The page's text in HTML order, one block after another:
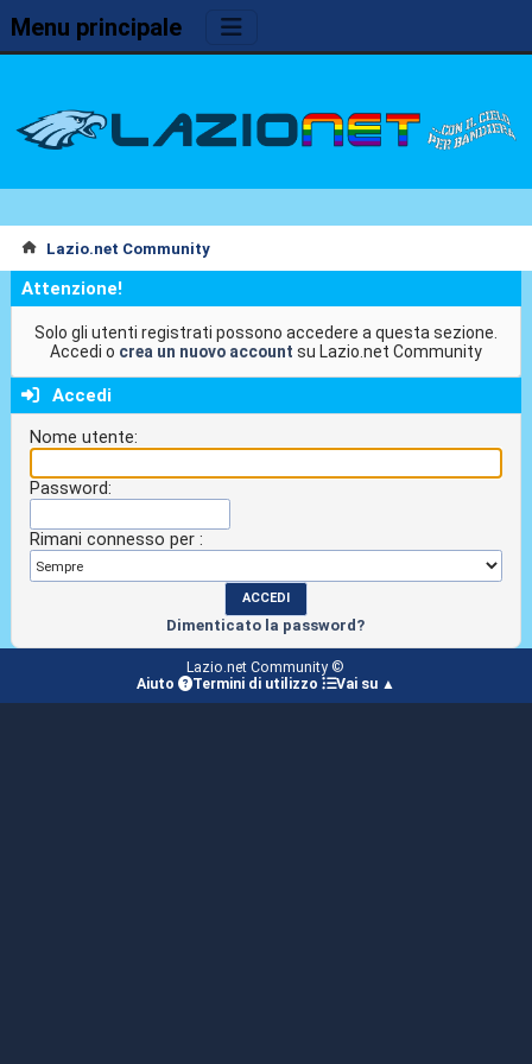
Menu principale
Lazio.net Community
Attenzione!
Solo gli utenti registrati possono accedere a questa sezione.
Accedi o crea un nuovo account su Lazio.net Community
Accedi
Nome utente:
Password:
Rimani connesso per :
Dimenticato la password?
Lazio.net Community ©
Aiuto
Termini di utilizzo Vai su ▲